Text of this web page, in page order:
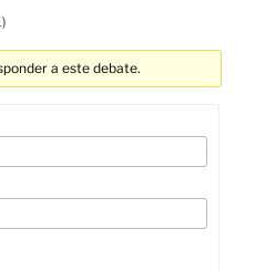
a este debate.